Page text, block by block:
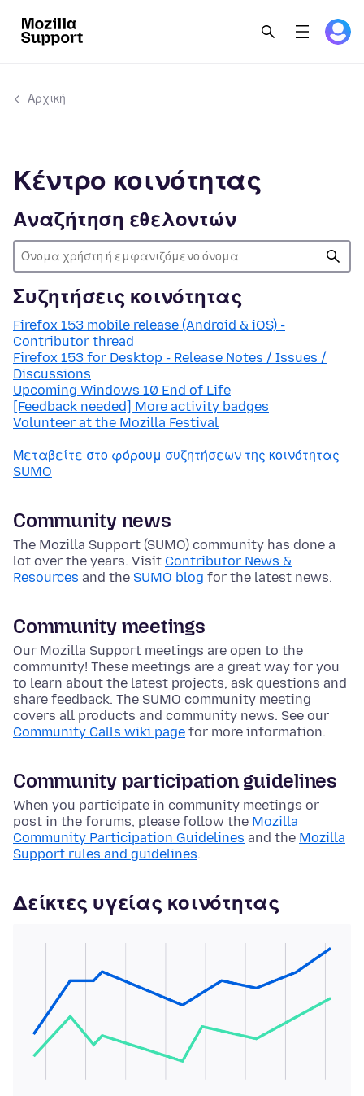
Αρχική
Κέντρο κοινότητας
Αναζήτηση εθελοντών
Συζητήσεις κοινότητας
Firefox 153 mobile release (Android & iOS) -
Contributor thread
Firefox 153 for Desktop - Release Notes / Issues /
Discussions
Upcoming Windows 10 End of Life
[Feedback needed] More activity badges
Volunteer at the Mozilla Festival
Μεταβείτε στο φόρουμ συζητήσεων της κοινότητας
SUMO
Community news
The Mozilla Support (SUMO) community has done a
lot over the years. Visit Contributor News &
Resources and the SUMO blog for the latest news.
Community meetings
Our Mozilla Support meetings are open to the
community! These meetings are a great way for you
to learn about the latest projects, ask questions and
share feedback. The SUMO community meeting
covers all products and community news. See our
Community Calls wiki page for more information.
Community participation guidelines
When you participate in community meetings or
post in the forums, please follow the Mozilla
Community Participation Guidelines and the Mozilla
Support rules and guidelines.
Δείκτες υγείας κοινότητας